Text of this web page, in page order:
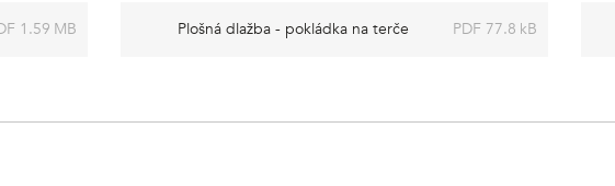
1.59 MB Plošná dlažba - pokládka na terče PDF 77.8 kB